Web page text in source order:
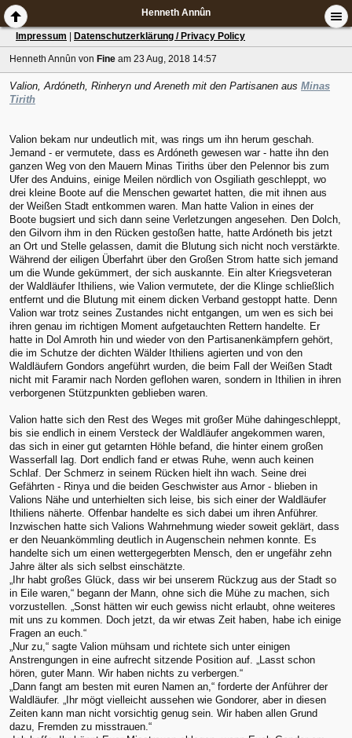
Henneth Annûn
Impressum Datenschutzerklärung / Privacy Policy
Henneth Annûn von Fine am 23 Aug, 2018 14:57
Valion, Ardóneth, Rinheryn und Areneth mit den Partisanen aus Minas
Tirith
Valion bekam nur undeutlich mit, was rings um ihn herum geschah.
Jemand - er vermutete, dass es Ardóneth gewesen war - hatte ihn den
ganzen Weg von den Mauern Minas Tiriths über den Pelennor bis zum
Ufer des Anduins, einige Meilen nördlich von Osgiliath geschleppt, wo
drei kleine Boote auf die Menschen gewartet hatten, die mit ihnen aus
der Weißen Stadt entkommen waren. Man hatte Valion in eines der
Boote bugsiert und sich dann seine Verletzungen angesehen. Den Dolch,
den Gilvorn ihm in den Rücken gestoßen hatte, hatte Ardóneth bis jetzt
an Ort und Stelle gelassen, damit die Blutung sich nicht noch verstärkte.
Während der eiligen Überfahrt über den Großen Strom hatte sich jemand
um die Wunde gekümmert, der sich auskannte. Ein alter Kriegsveteran
der Waldläufer Ithiliens, wie Valion vermutete, der die Klinge schließlich
entfernt und die Blutung mit einem dicken Verband gestoppt hatte. Denn
Valion war trotz seines Zustandes nicht entgangen, um wen es sich bei
ihren genau im richtigen Moment aufgetauchten Rettern handelte. Er
hatte in Dol Amroth hin und wieder von den Partisanenkämpfern gehört,
die im Schutze der dichten Wälder Ithiliens agierten und von den
Waldläufern Gondors angeführt wurden, die beim Fall der Weißen Stadt
nicht mit Faramir nach Norden geflohen waren, sondern in Ithilien in ihren
verborgenen Stützpunkten geblieben waren.
Valion hatte sich den Rest des Weges mit großer Mühe dahingeschleppt,
bis sie endlich in einem Versteck der Waldläufer angekommen waren,
das sich in einer gut getarnten Höhle befand, die hinter einem großen
Wasserfall lag. Dort endlich fand er etwas Ruhe, wenn auch keinen
Schlaf. Der Schmerz in seinem Rücken hielt ihn wach. Seine drei
Gefährten - Rinya und die beiden Geschwister aus Arnor - blieben in
Valions Nähe und unterhielten sich leise, bis sich einer der Waldläufer
Ithiliens näherte. Offenbar handelte es sich dabei um ihren Anführer.
Inzwischen hatte sich Valions Wahrnehmung wieder soweit geklärt, dass
er den Neuankömmling deutlich in Augenschein nehmen konnte. Es
handelte sich um einen wettergegerbten Mensch, den er ungefähr zehn
Jahre älter als sich selbst einschätzte.
„Ihr habt großes Glück, dass wir bei unserem Rückzug aus der Stadt so
in Eile waren,“ begann der Mann, ohne sich die Mühe zu machen, sich
vorzustellen. „Sonst hätten wir euch gewiss nicht erlaubt, ohne weiteres
mit uns zu kommen. Doch jetzt, da wir etwas Zeit haben, habe ich einige
Fragen an euch.“
„Nur zu,“ sagte Valion mühsam und richtete sich unter einigen
Anstrengungen in eine aufrecht sitzende Position auf. „Lasst schon
hören, guter Mann. Wir haben nichts zu verbergen.“
„Dann fangt am besten mit euren Namen an,“ forderte der Anführer der
Waldläufer. „Ihr mögt vielleicht aussehen wie Gondorer, aber in diesen
Zeiten kann man nicht vorsichtig genug sein. Wir haben allen Grund
dazu, Fremden zu misstrauen.“